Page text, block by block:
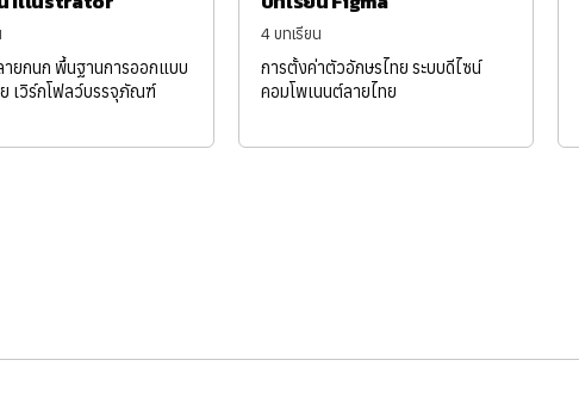
ายกนก พื้นฐานการออกแบบ
เวิร์กโฟลว์บรรจุภัณฑ์
4 บทเรียน
การตั้งค่าตัวอักษรไทย ระบบดีไซน์
คอมโพเนนต์ลายไทย